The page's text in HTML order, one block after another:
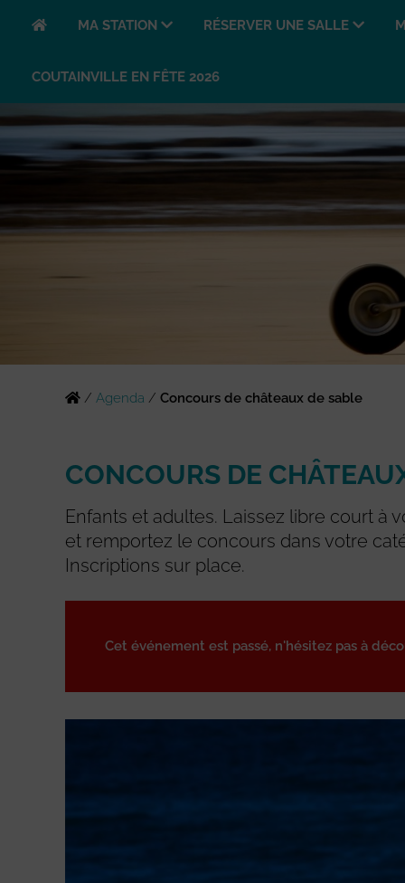
MA STATION RÉSERVER UNE SALLE
COUTAINVILLE EN FÊTE 2026
/ Agenda / Concours de châteaux de sable
CONCOURS DE
Enfants et adultes. Laissez libre court à
et remportez le concours dans votre
Inscriptions sur place.
Cet événement est passé, n'hésitez pas à